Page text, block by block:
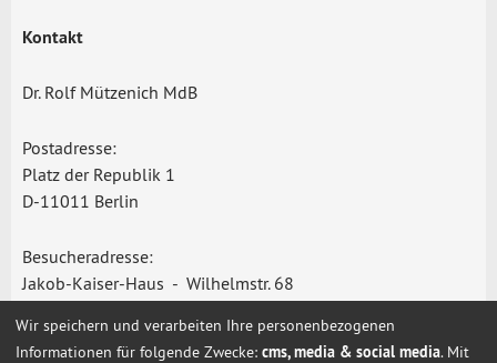
Kontakt
Dr. Rolf Mützenich MdB
Postadresse:
Platz der Republik 1
D-11011 Berlin
Besucheradresse:
Jakob-Kaiser-Haus - Wilhelmstr. 68
Wir speichern und verarbeiten Ihre personenbezogenen
Informationen für folgende Zwecke: cms, media & social media. Mit